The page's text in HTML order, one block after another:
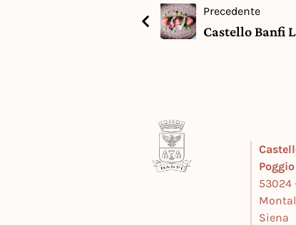
Precedente
Castello Banfi
53024
Siena